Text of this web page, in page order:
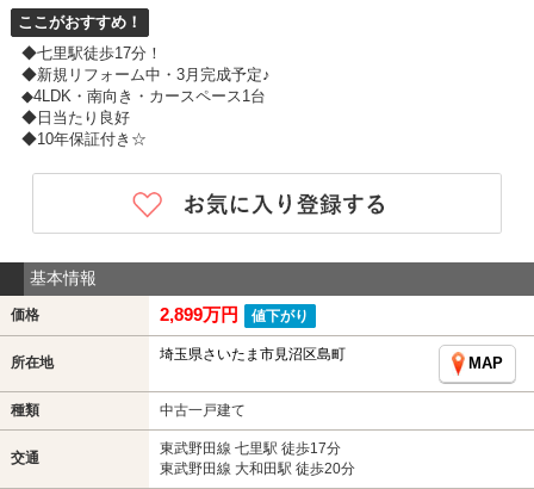
ここがおすすめ！
◆七里駅徒歩17分！
◆新規リフォーム中・3月完成予定♪
◆4LDK・南向き・カースペース1台
◆日当たり良好
◆10年保証付き☆
基本情報
価格 2,899万円 値下がり
所在地 埼玉県さいたま市見沼区島町
MAP
種類 中古一戸建て
交通
東武野田線 七里駅 徒歩17分
東武野田線 大和田駅 徒歩20分